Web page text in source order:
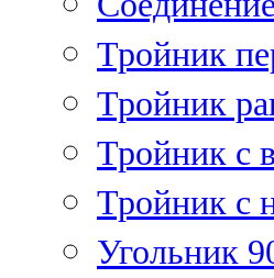
Тройник
Тройник
Тройник с
Тройник с
Угольник